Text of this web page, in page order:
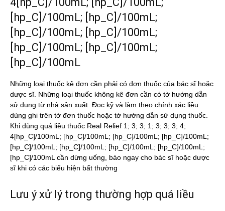
[hp_C]/100mL; [hp_C]/100mL;
[hp_C]/100mL; [hp_C]/100mL;
[hp_C]/100mL; [hp_C]/100mL;
[hp_C]/100mL
Những loại thuốc kê đơn cần phải có đơn thuốc của bác sĩ hoặc
dược sĩ. Những loại thuốc không kê đơn cần có tờ hướng dẫn
sử dụng từ nhà sản xuất. Đọc kỹ và làm theo chính xác liều
dùng ghi trên tờ đơn thuốc hoặc tờ hướng dẫn sử dụng thuốc.
Khi dùng quá liều thuốc Real Relief 1; 3; 3; 1; 3; 3; 3; 4;
4[hp_C]/100mL; [hp_C]/100mL; [hp_C]/100mL; [hp_C]/100mL;
[hp_C]/100mL; [hp_C]/100mL; [hp_C]/100mL; [hp_C]/100mL;
[hp_C]/100mL cần dừng uống, báo ngay cho bác sĩ hoặc dược
sĩ khi có các biểu hiện bất thường
Lưu ý xử lý trong thường hợp quá liều